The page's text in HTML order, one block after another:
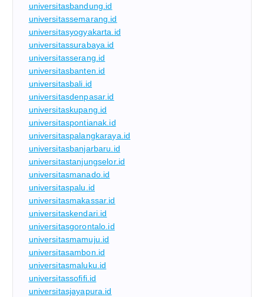
universitasbandung.id
universitassemarang.id
universitasyogyakarta.id
universitassurabaya.id
universitasserang.id
universitasbanten.id
universitasbali.id
universitasdenpasar.id
universitaskupang.id
universitaspontianak.id
universitaspalangkaraya.id
universitasbanjarbaru.id
universitastanjungselor.id
universitasmanado.id
universitaspalu.id
universitasmakassar.id
universitaskendari.id
universitasgorontalo.id
universitasmamuju.id
universitasambon.id
universitasmaluku.id
universitassofifi.id
universitasjayapura.id